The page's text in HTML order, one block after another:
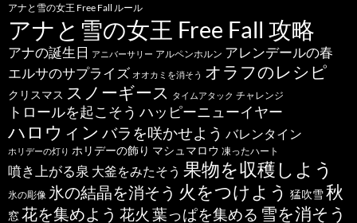
アナと雪の女王 Free Fall ルール
アナと雪の女王 Free Fall 攻略
アナの誕生日 アニバーサリー アルペンホルン アレンデールの春
エルサのサプライズ オオカミを消そう オラフのレシピ
クリスマス スノーギース タイムアタック チャレンジ
トロールを起こそう ハッピーニューイヤー
ハロウィン バラを咲かせよう バレンタイン
ホリデーの灯り ホリデーの飾り マシュマロウ 凍ったハート
噴き上がる泉 大釜をみたそう 果物を収穫しよう
氷の彫像 氷の結晶を消そう 火をつけよう 猛吹雪秋
窓花を集めよう 花火 葉っぱを集める 雪を消そう